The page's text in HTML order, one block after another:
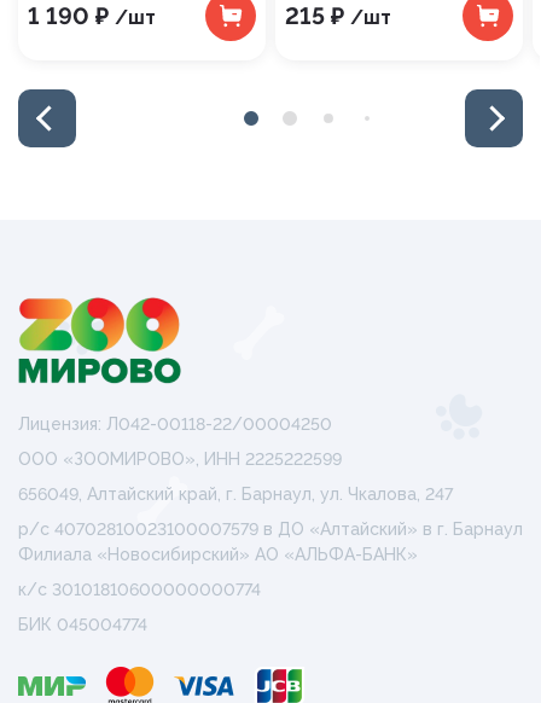
1 190 ₽ /шт 215 ₽ /шт
Лицензия: Л042-00118-22/00004250
ООО «ЗООМИРОВО», ИНН 2225222599
656049, Алтайский край, г. Барнаул, ул. Чкалова, 247
р/с 40702810023100007579 в ДО «Алтайский» в г. Барнаул
Филиала «Новосибирский» АО «АЛЬФА-БАНК»
к/с 30101810600000000774
БИК 045004774